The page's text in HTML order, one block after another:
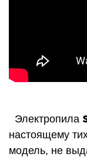
Электропила
настоящему
модель, не